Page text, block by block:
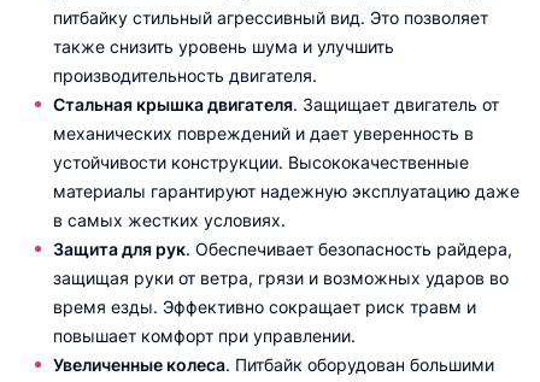
питбайку стильный агрессивный вид. Это позволяет
также снизить уровень шума и улучшить
производительность двигателя.
Стальная крышка двигателя. Защищает двигатель от
механических повреждений и дает уверенность в
устойчивости конструкции. Высококачественные
материалы гарантируют надежную эксплуатацию даже
в самых жестких условиях.
Защита для рук. Обеспечивает безопасность райдера,
защищая руки от ветра, грязи и возможных ударов во
время езды. Эффективно сокращает риск травм и
повышает комфорт при управлении.
Увеличенные колеса. Питбайк оборудован большими